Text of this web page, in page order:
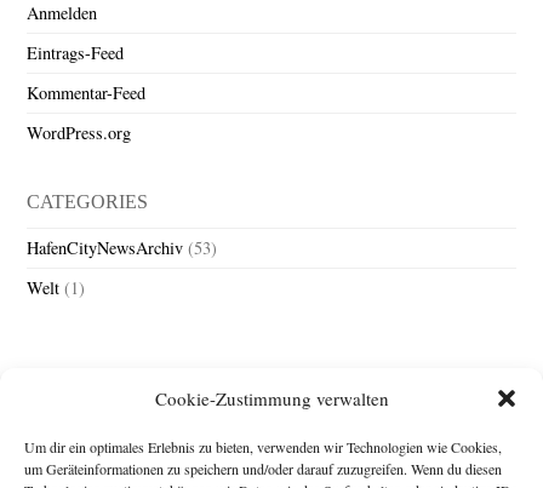
Cookie-Zustimmung verwalten
Um dir ein optimales Erlebnis zu bieten, verwenden wir Technologien wie Cookies,
um Geräteinformationen zu speichern und/oder darauf zuzugreifen. Wenn du diesen
Anmelden
Eintrags-Feed
Kommentar-Feed
WordPress.org
CATEGORIES
HafenCityNewsArchiv (53)
Welt (1)